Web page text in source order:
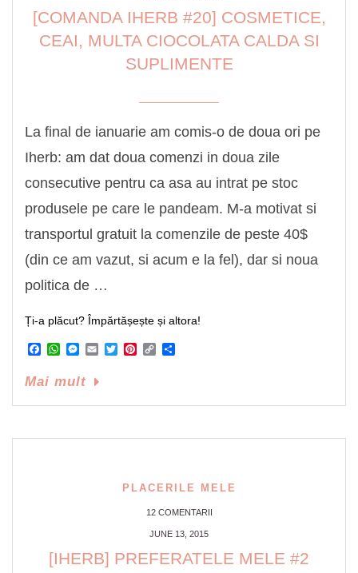
[COMANDA IHERB #20] COSMETICE,
CEAI, MULTA CIOCOLATA CALDA SI
SUPLIMENTE
La final de ianuarie am comis-o de doua ori pe
Iherb: am dat doua comenzi in doua zile
consecutive pentru ca asa au intrat pe stoc
produsele pe care le pandeam. M-a motivat si
transportul gratuit la comenzile de peste 40$
(din ce am vazut, si acum e la fel), dar si noua
politica de …
Ți-a plăcut? Împărtășește și altora!
Facebook
WhatsApp
Messenger
EmailTwitterPinterest
Copy
Mai mult
PLACERILE MELE
12 COMENTARII
JUNE 13, 2015
[IHERB] PREFERATELE MELE #2